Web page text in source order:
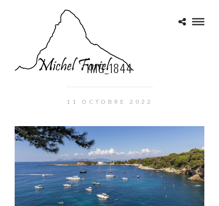
IMG_1844
11 OCTOBRE 2022